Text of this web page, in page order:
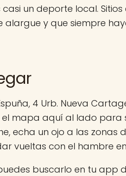
un deporte local.
alargue y que siempre
4 Urb. Nueva
mapa aquí al lado para
echa un ojo a las zonas
vueltas con el hambre
buscarlo en tu app